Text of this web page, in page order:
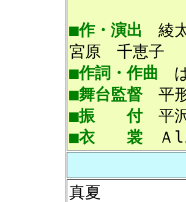
■作・演出
宮原 千恵子
■作詞・作曲
■舞台監督
■振 付平
■衣 裳 Ａ
真夏 （